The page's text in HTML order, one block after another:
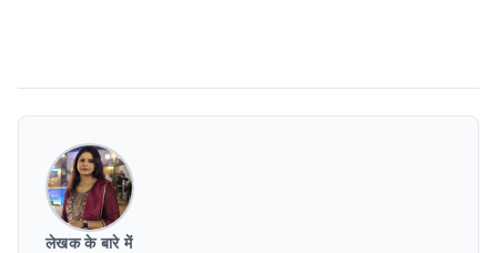
लेखक के बारे में